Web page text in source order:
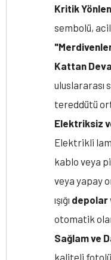
Kritik
sembolü, acil
Kattan
uluslararası
tereddütü
Elektriksiz
Elektrikli
kablo veya
veya yapay
ışığı depolar
otomatik
Sağlam ve
kaliteli